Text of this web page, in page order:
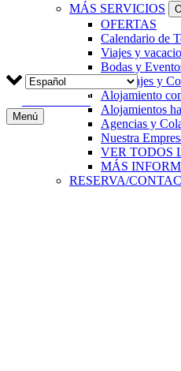
MÁS SERVICIOS
OFERTAS
Calendario de
Viajes y
Bodas y
Reportajes y
Alojamiento
Alojamientos
Agencias y
Nuestra
VER TODOS
MÁS
RESERVA/
RESERVAR
Menú